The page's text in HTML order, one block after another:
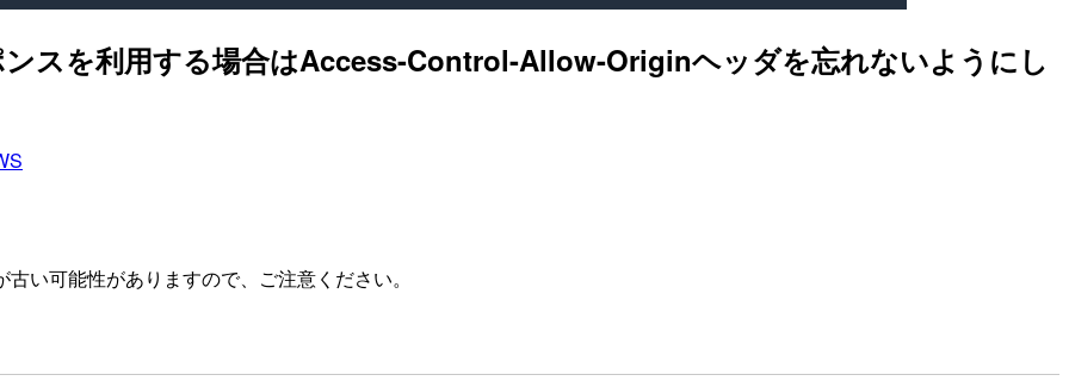
スを利用する場合はAccess-Control-Allow-Originヘッダを忘れないようにし
い可能性がありますので、ご注意ください。